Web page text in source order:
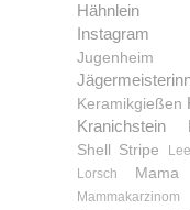
Hähnlein
Instagram
Jugenheim
Keramikgießen
Kranichstein
Shell Stripe
Lorsch
Mama
Mammakarzinom